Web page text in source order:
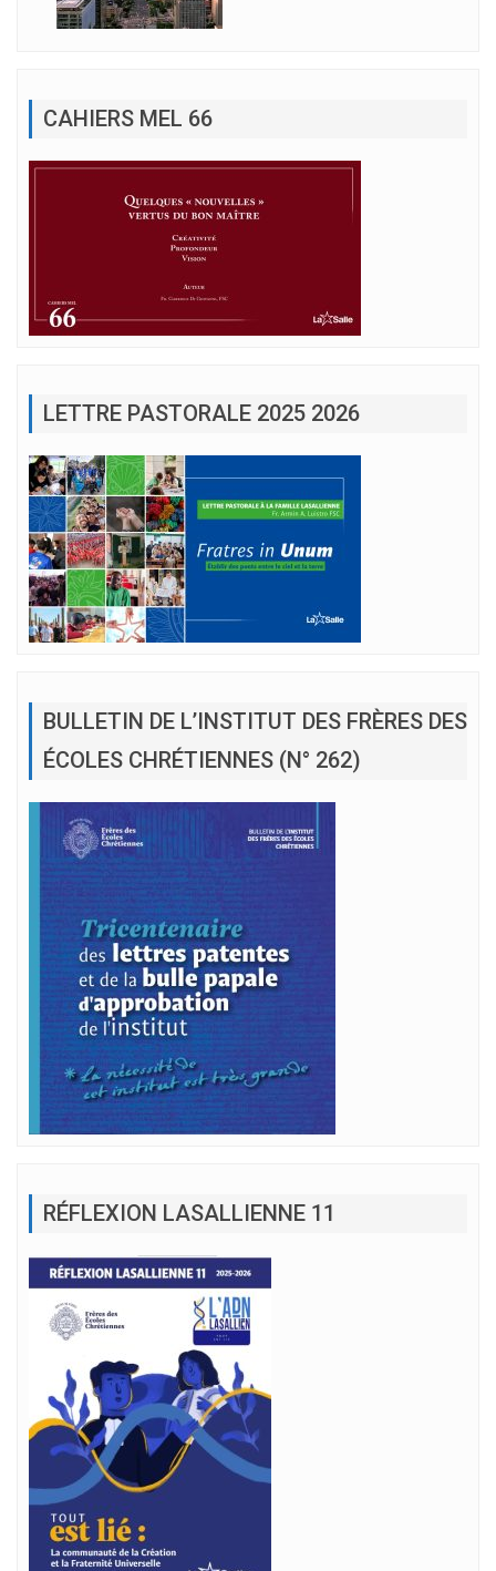
CAHIERS MEL 66
LETTRE PASTORALE 2025 2026
BULLETIN DE L’INSTITUT DES FRÈRES DES
ÉCOLES CHRÉTIENNES (N° 262)
RÉFLEXION LASALLIENNE 11